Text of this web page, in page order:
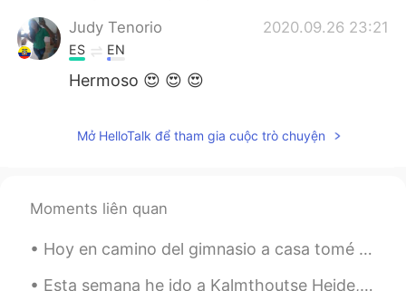
Judy Tenorio 2020.09.26 23:21
ES EN
Hermoso 😍 😍 😍
ES EN
Alexander
@Mar sin cochees en Normandía,
Francia
Mở HelloTalk để tham gia cuộc trò chuyện
Moments liên quan
Hoy en camino del gimnasio a casa tomé unas fotos de un campo. Siempre paso por allí pero hoy el ...
Esta semana he ido a Kalmthoutse Heide, es una reserva natural por la frontera de Bélgica y Holan...